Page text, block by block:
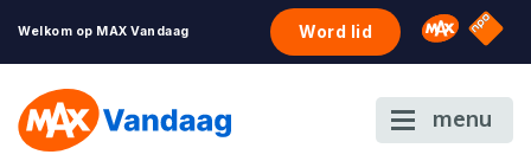
Welkom op MAX Vandaag Word lid Omroep
NPO
menu